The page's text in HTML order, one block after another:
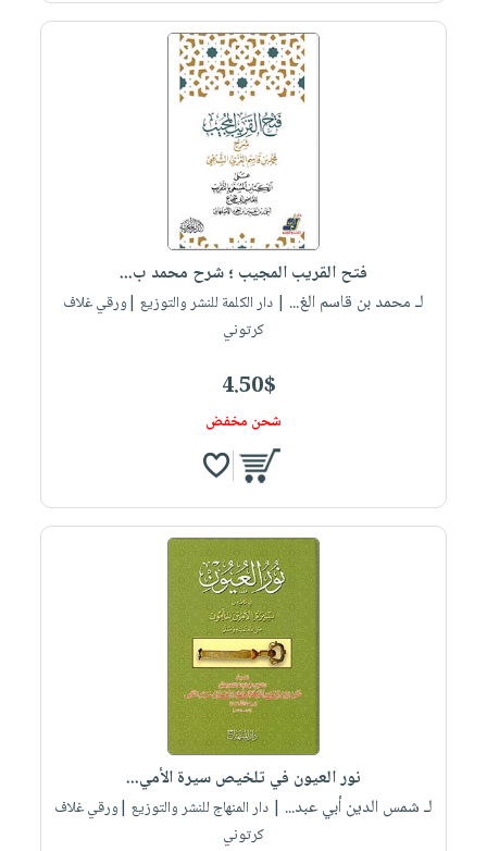
فتح القريب المجيب ؛ شرح محمد ب...
لـ محمد بن قاسم الغ... | دار الكلمة للنشر والتوزيع |ورقي غلاف
كرتوني
4.50$
شحن مخفض
نور العيون في تلخيص سيرة الأمي...
لـ شمس الدين أبي عبد... | دار المنهاج للنشر والتوزيع |ورقي غلاف
كرتوني